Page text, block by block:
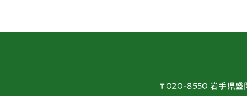
〒020-8550 岩手県盛